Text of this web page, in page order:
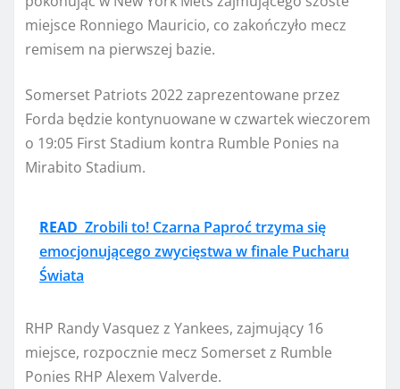
miejsce Ronniego Mauricio, co zakończyło mecz
remisem na pierwszej bazie.
Somerset Patriots 2022 zaprezentowane przez
Forda będzie kontynuowane w czwartek wieczorem
o 19:05 First Stadium kontra Rumble Ponies na
Mirabito Stadium.
READ Zrobili to! Czarna Paproć trzyma się
emocjonującego zwycięstwa w finale Pucharu
Świata
RHP Randy Vasquez z Yankees, zajmujący 16
miejsce, rozpocznie mecz Somerset z Rumble
Ponies RHP Alexem Valverde.